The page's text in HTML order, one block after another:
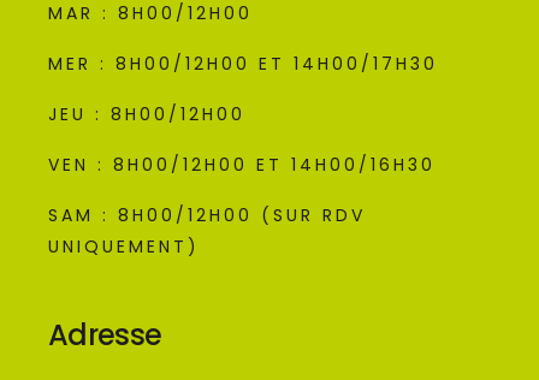
MAR : 8H00/12H00
MER : 8H00/12H00 ET 14H00/17H30
JEU : 8H00/12H00
VEN : 8H00/12H00 ET 14H00/16H30
SAM : 8H00/12H00 (SUR RDV
UNIQUEMENT)
Adresse